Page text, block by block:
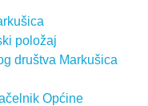
položaj
društva Markušica
Općine